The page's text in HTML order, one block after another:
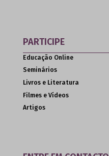
PARTICIPE
Educação Online
Seminários
Livros e Literatura
Filmes e Vídeos
Artigos